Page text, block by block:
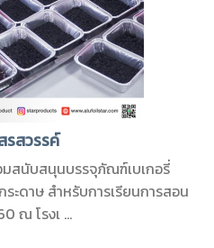
รสวรรค์
มสนับสนุนบรรจุภัณฑ์เบเกอรี่
ะดาษ สำหรับการเรียนการสอน
ณ โรงเ ...